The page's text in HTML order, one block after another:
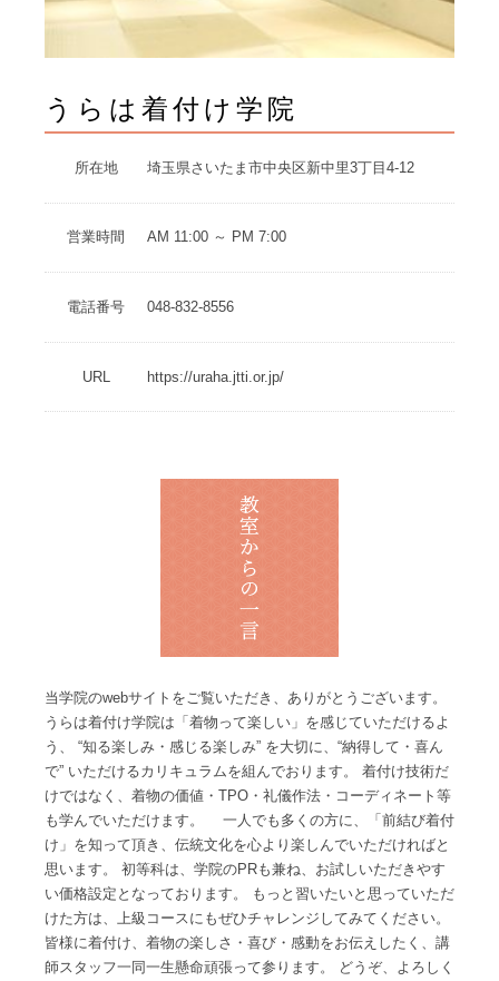
うらは着付け学院
所在地 埼玉県さいたま市中央区新中里3丁目4-12
営業時間 AM 11:00 ～ PM 7:00
電話番号 048-832-8556
URL https://uraha.jtti.or.jp/
当学院のwebサイトをご覧いただき、ありがとうございます。
うらは着付け学院は「着物って楽しい」を感じていただけるよ
う、 “知る楽しみ・感じる楽しみ” を大切に、“納得して・喜ん
で” いただけるカリキュラムを組んでおります。 着付け技術だ
けではなく、着物の価値・TPO・礼儀作法・コーディネート等
も学んでいただけます。 一人でも多くの方に、「前結び着付
け」を知って頂き、伝統文化を心より楽しんでいただければと
思います。 初等科は、学院のPRも兼ね、お試しいただきやす
い価格設定となっております。 もっと習いたいと思っていただ
けた方は、上級コースにもぜひチャレンジしてみてください。
皆様に着付け、着物の楽しさ・喜び・感動をお伝えしたく、講
師スタッフ一同一生懸命頑張って参ります。 どうぞ、よろしく